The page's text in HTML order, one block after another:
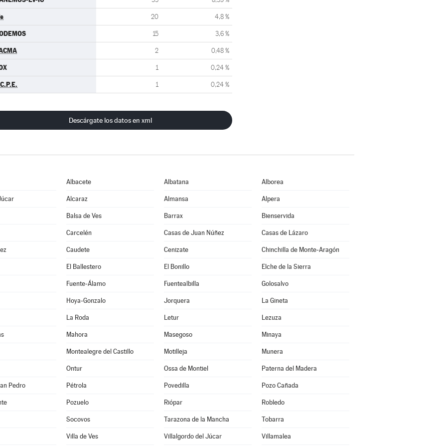
20 4,8 %
15 3,6 %
2 0,48 %
1 0,24 %
1 0,24 %
Descárgate los datos en xml
Albacete Albatana Alborea
Alcaraz Almansa Alpera
Balsa de Ves Barrax Bienservida
Carcelén Casas de Juan Núñez Casas de Lázaro
Caudete Cenizate Chinchilla de Monte-Aragón
El Ballestero El Bonillo Elche de la Sierra
Fuente-Álamo Fuentealbilla Golosalvo
Hoya-Gonzalo Jorquera La Gineta
La Roda Letur Lezuza
Mahora Masegoso Minaya
Montealegre del Castillo Motilleja Munera
Ontur Ossa de Montiel Paterna del Madera
Pedro Pétrola Povedilla Pozo Cañada
Pozuelo Riópar Robledo
Socovos Tarazona de la Mancha Tobarra
Villa de Ves Villalgordo del Júcar Villamalea